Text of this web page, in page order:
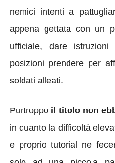
nemici intenti a
appena gettata con un
ufficiale, dare
posizioni prendere per
soldati alleati.
Purtroppo il titolo non
in quanto la difficoltà
e proprio tutorial ne